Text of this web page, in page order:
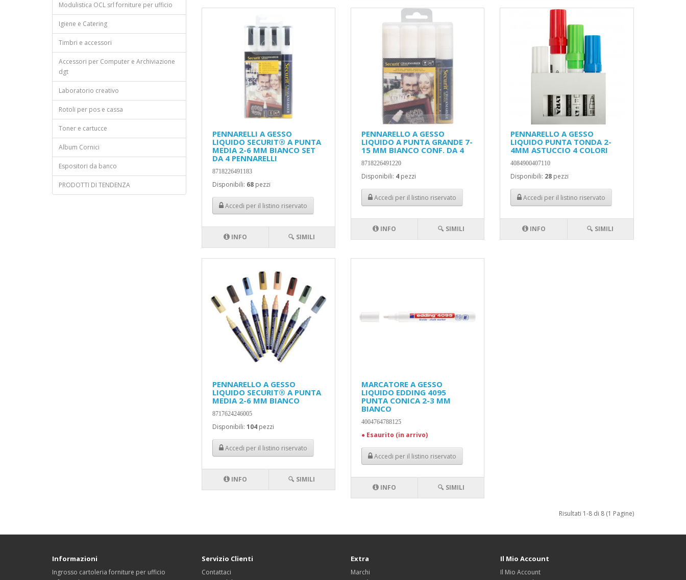
Modulistica OCL srl forniture per ufficio
Igiene e Catering
Timbri e accessori
Accessori per Computer e Archiviazione
dgt
Laboratorio creativo
Rotoli per pos e cassa
Toner e cartucce
Album Cornici
Espositori da banco
PRODOTTI DI TENDENZA
PENNARELLI A GESSO
LIQUIDO SECURIT® A PUNTA
MEDIA 2-6 MM BIANCO SET
DA 4 PENNARELLI
8718226491183
Disponibili: 68pezzi
Accedi per il listino riservato
INFO 🔍 SIMILI
PENNARELLO A GESSO
LIQUIDO A PUNTA GRANDE 7-
15 MM BIANCO CONF. DA 4
8718226491220
Disponibili: 4pezzi
Accedi per il listino riservato
INFO 🔍 SIMILI
PENNARELLO A GESSO
LIQUIDO PUNTA TONDA 2-
4MM ASTUCCIO 4 COLORI
4084900407110
Disponibili: 28 pezzi
Accedi per il listino riservato
INFO 🔍 SIMILI
PENNARELLO A GESSO
LIQUIDO SECURIT® A PUNTA
MEDIA 2-6 MM BIANCO
8717624246005
Disponibili: 104pezzi
Accedi per il listino riservato
INFO 🔍 SIMILI
MARCATORE A GESSO
LIQUIDO EDDING 4095
PUNTA CONICA 2-3 MM
BIANCO
4004764788125
● Esaurito (in arrivo)
Accedi per il listino riservato
INFO 🔍 SIMILI
Risultati 1-8 di 8 (1 Pagine)
Informazioni
Ingrosso cartoleria forniture per ufficio
Servizio Clienti
Contattaci
Extra
Marchi
Il Mio Account
Il Mio Account